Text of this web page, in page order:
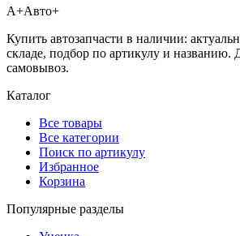
А+Авто+
Купить автозапчасти в наличии:
складе, подбор по артикулу и названию.
самовывоз.
Каталог
Все товары
Все категории
Поиск по артикулу
Избранное
Корзина
Популярные разделы